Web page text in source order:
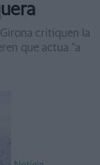
Girona critiquen la
que actua “a